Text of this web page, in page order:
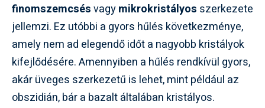
finomszemcsésvagymikrokristályos szerkezete
jellemzi. Ez utóbbi a gyors hűlés következménye,
amely nem ad elegendő időt a nagyobb kristályok
kifejlődésére. Amennyiben a hűlés rendkívül gyors,
akár üveges szerkezetű is lehet, mint például az
obszidián, bár a bazalt általában kristályos.